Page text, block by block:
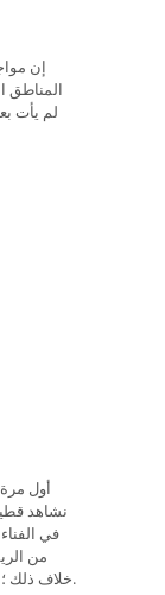
إن
المناطق
لم يأت
أول
نشاهد
في
من
خلاف ذلك ؛ تحول وجهها تقريبا شاحب مثل الطيور شبحي.